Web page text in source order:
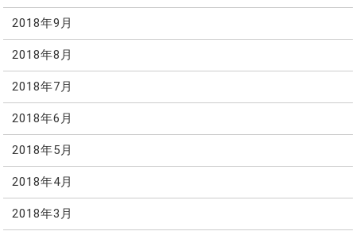
2018年9月
2018年8月
2018年7月
2018年6月
2018年5月
2018年4月
2018年3月